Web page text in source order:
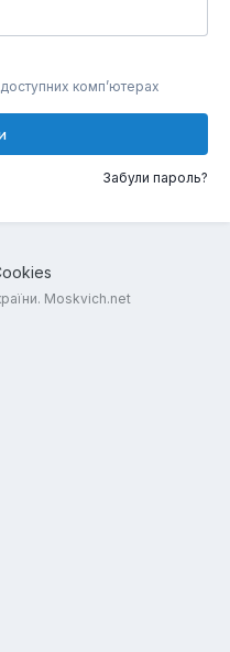
комп’ютерах
Забули пароль?
Moskvich.net